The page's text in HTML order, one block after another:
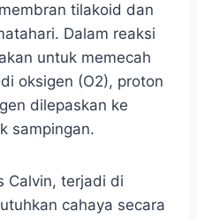
tilakoid dan
Dalam reaksi
untuk memecah
oksigen (O2), proton
dilepaskan ke
sampingan.
Calvin, terjadi di
cahaya secara